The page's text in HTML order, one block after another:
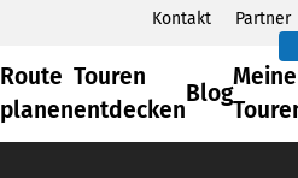
Kontakt Partner
Route
planen
Touren
entdecken
Blog
Meine